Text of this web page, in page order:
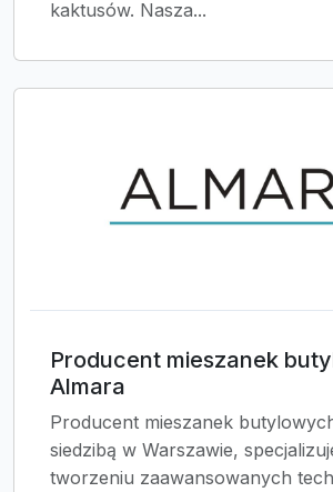
kaktusów. Nasza...
Producent mieszanek
Almara
Producent mieszanek
siedzibą w Warszawie,
tworzeniu zaawansowanych